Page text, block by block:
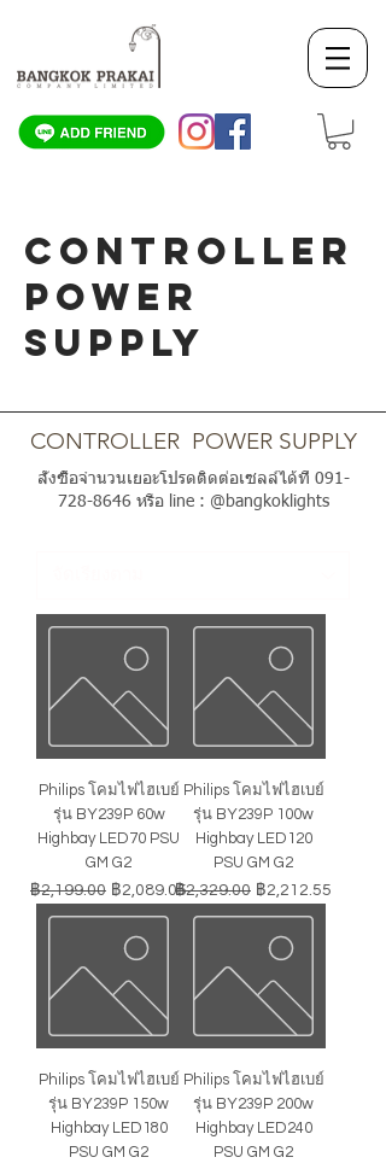
CONTROLLER
POWER
SUPPLY
CONTROLLER POWER SUPPLY
สั่งซื้อจำนวนเยอะโปรดติดต่อเซลล์ได้ที่ 091-
728-8646หรือ line : @bangkoklights
Philips โคมไฟไฮเบย์
รุ่น BY239P 60w
Highbay LED70 PSU
GM G2
ราคาปกติ
฿2,199.00 ราคาขายลด
฿2,089.05
Philips โคมไฟไฮเบย์
รุ่น BY239P 100w
Highbay LED120
PSU GM G2
ราคาปกติ
฿2,329.00 ราคาขายลด
฿2,212.55
Philips โคมไฟไฮเบย์
รุ่น BY239P 150w
Highbay LED180
PSU GM G2
Philips โคมไฟไฮเบย์
รุ่น BY239P 200w
Highbay LED240
PSU GM G2